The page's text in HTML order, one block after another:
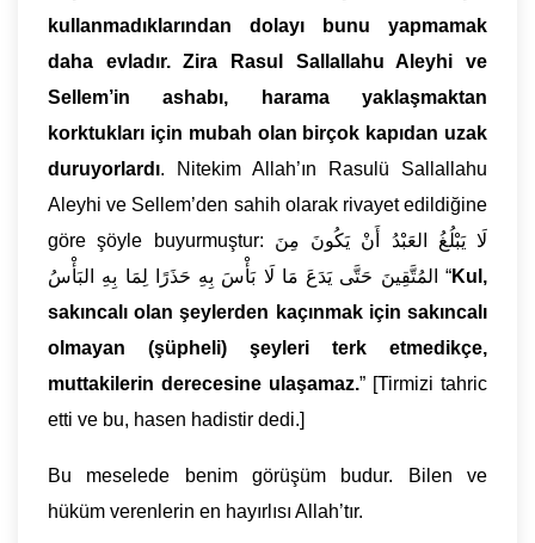
kullanmadıklarından dolayı bunu yapmamak
daha evladır. Zira Rasul Sallallahu Aleyhi ve
Sellem’in ashabı, harama yaklaşmaktan
korktukları için mubah olan birçok kapıdan uzak
duruyorlardı. Nitekim Allah’ın Rasulü Sallallahu
Aleyhi ve Sellem’den sahih olarak rivayet edildiğine
göre şöyle buyurmuştur: لَا يَبْلُغُ العَبْدُ أَنْ يَكُونَ مِنَ
المُتَّقِينَ حَتَّى يَدَعَ مَا لَا بَأْسَ بِهِ حَذَرًا لِمَا بِهِ البَأْسُ “Kul,
sakıncalı olan şeylerden kaçınmak için sakıncalı
olmayan (şüpheli) şeyleri terk etmedikçe,
muttakilerin derecesine ulaşamaz.” [Tirmizi tahric
etti ve bu, hasen hadistir dedi.]
Bu meselede benim görüşüm budur. Bilen ve
hüküm verenlerin en hayırlısı Allah’tır.